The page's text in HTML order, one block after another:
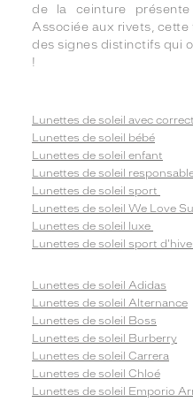
de la ceinture présente
Associée aux rivets,
des signes distinctifs qui
!
Lunettes de soleil avec
Lunettes de soleil bébé
Lunettes de soleil enfant
Lunettes de soleil
Lunettes de soleil sport
Lunettes de soleil We Love
Lunettes de soleil luxe
Lunettes de soleil sport
Lunettes de soleil Adidas
Lunettes de soleil Alternance
Lunettes de soleil Boss
Lunettes de soleil Burberry
Lunettes de soleil Carrera
Lunettes de soleil Chloé
Lunettes de soleil Emporio